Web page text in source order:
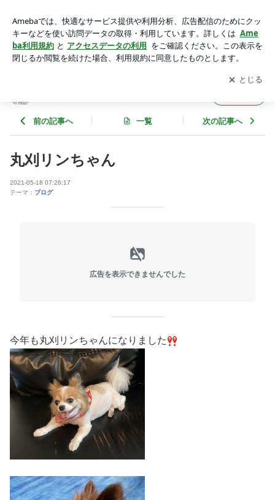
アプリをダウンロードして ブログの更新通知
を受け取りまし
ょう。
開く
前の記事へ 一覧 次の記事へ
丸刈リンちゃん
2021-05-18 07:26:17
テーマ： ブログ
広告を表示できませんでした
今年も丸刈リンちゃんになりました